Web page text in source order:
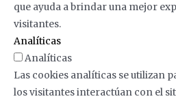
que ayuda a brindar una mejor
visitantes.
Analíticas
Analíticas
Las cookies analíticas se utilizan
los visitantes interactúan con el